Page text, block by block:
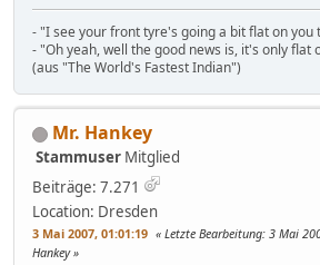
- "I see your front tyre's going a bit flat on you
- "Oh yeah, well the good news is, it's only flat
(aus "The World's Fastest Indian")
Mr. Hankey
Stammuser Mitglied
Beiträge: 7.271
Location: Dresden
3 Mai 2007, 01:01:19 Letzte Bearbeitung: 3 Mai
Hankey